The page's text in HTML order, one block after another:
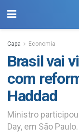
Capa Economia
Brasil vai
com
Haddad
Ministro
Day, em São Paulo.